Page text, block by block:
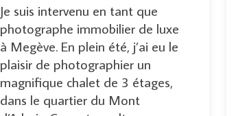
Je suis intervenu en tant que
photographe immobilier de luxe
à Megève. En plein été, j’ai eu le
plaisir de photographier un
magnifique chalet de 3 étages,
dans le quartier du Mont